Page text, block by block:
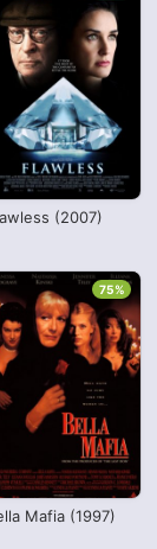
(2007)
Mafia (1997)
75%